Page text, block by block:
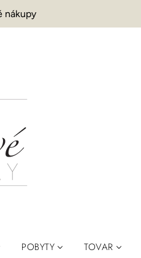
nákupy
POBYTY TOVAR